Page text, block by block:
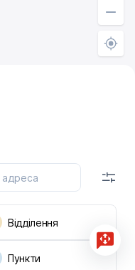
Відділення
Пункти